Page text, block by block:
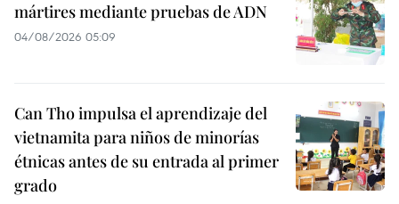
mártires mediante pruebas de ADN
04/08/2026 05:09
Can Tho impulsa el aprendizaje del
vietnamita para niños de minorías
étnicas antes de su entrada al primer
grado